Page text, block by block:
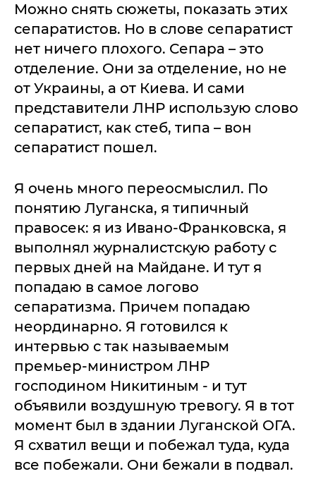
Можно снять сюжеты, показать этих
сепаратистов. Но в слове сепаратист
нет ничего плохого. Сепара – это
отделение. Они за отделение, но не
от Украины, а от Киева. И сами
представители ЛНР использую слово
сепаратист, как стеб, типа – вон
сепаратист пошел.
Я очень много переосмыслил. По
понятию Луганска, я типичный
правосек: я из Ивано-Франковска, я
выполнял журналистскую работу с
первых дней на Майдане. И тут я
попадаю в самое логово
сепаратизма. Причем попадаю
неординарно. Я готовился к
интервью с так называемым
премьер-министром ЛНР
господином Никитиным - и тут
объявили воздушную тревогу. Я в тот
момент был в здании Луганской ОГА.
Я схватил вещи и побежал туда, куда
все побежали. Они бежали в подвал.